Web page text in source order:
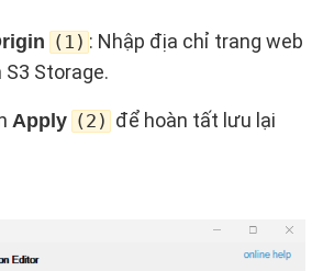
(1) : Nhập địa chỉ trang web
Storage.
Apply (2) để hoàn tất lưu lại